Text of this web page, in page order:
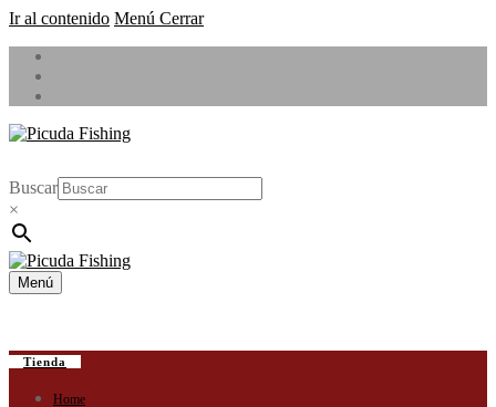
Ir al contenido Menú Cerrar
Buscar
×
Menú
Tienda
Home